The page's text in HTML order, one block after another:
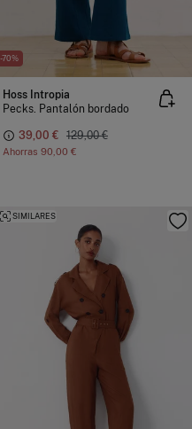
-70%
Hoss Intropia
Pecks. Pantalón bordado
39,00 € 129,00 €
Ahorras 90,00 €
SIMILARES